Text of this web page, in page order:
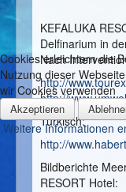
KEFALUKA
Delfinarium in
Nach
http://
http://
Türkisch:
http://
Bildberichte
RESORT Hotel:
Cookies erleichtern die
Nutzung dieser
wir Cookies verwenden
Akzeptieren
Weitere Informationen